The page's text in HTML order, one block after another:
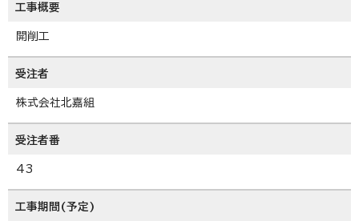
工事概要
開削工
受注者
株式会社北嘉組
受注者番
43
工事期間(予定)